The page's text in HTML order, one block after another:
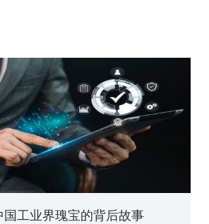
国工业界瑰宝的背后故事